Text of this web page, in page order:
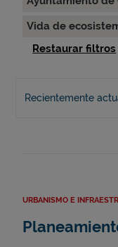
Vida de
Restaurar filtros
Recientemente
URBANISMO E